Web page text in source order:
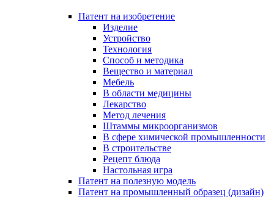
Патент на изобретение
Изделие
Устройство
Технология
Способ и методика
Вещество и материал
Мебель
В области медицины
Лекарство
Метод лечения
Штаммы микроорганизмов
В сфере химической промышленности
В строительстве
Рецепт блюда
Настольная игра
Патент на полезную модель
Патент на промышленный образец (дизайн)